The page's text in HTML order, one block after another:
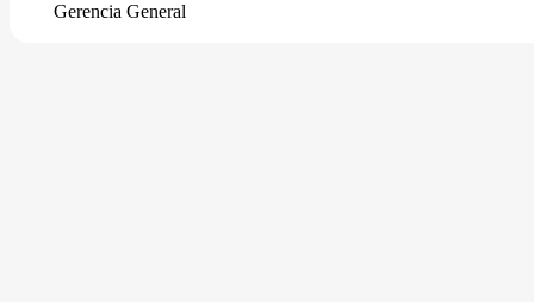
Gerencia General